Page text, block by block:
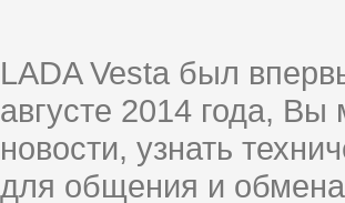
LADA Vesta был
августе 2014 года,
новости, узнать
для общения и